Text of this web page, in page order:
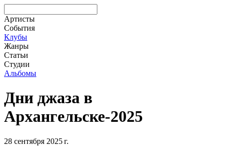
Артисты
События
Клубы
Жанры
Статьи
Студии
Альбомы
Дни джаза в
Архангельске-2025
28 сентября 2025 г.